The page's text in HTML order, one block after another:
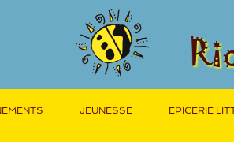
JEUNESSE EPICERIE